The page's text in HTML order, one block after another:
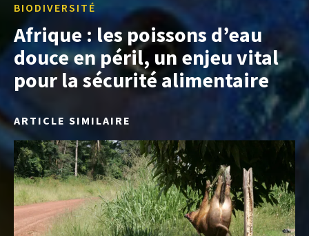
BIODIVERSITÉ
Afrique : les poissons d’eau
douce en péril, un enjeu vital
pour la sécurité alimentaire
ARTICLE SIMILAIRE